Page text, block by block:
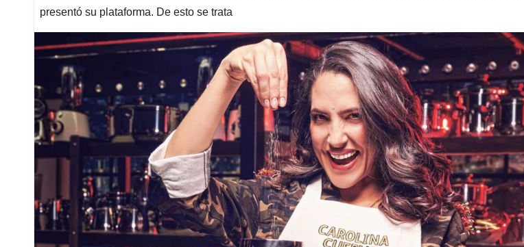
presentó su plataforma. De esto se trata